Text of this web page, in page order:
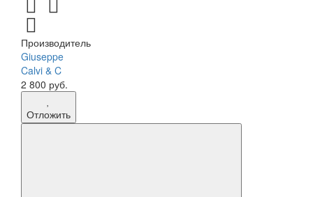
Производитель
Giuseppe
Calvi & C
2 800 руб.
Отложить